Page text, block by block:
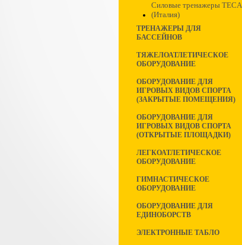
Силовые тренажеры TECA
(Италия)
ТРЕНАЖЕРЫ ДЛЯ
БАССЕЙНОВ
ТЯЖЕЛОАТЛЕТИЧЕСКОЕ
ОБОРУДОВАНИЕ
ОБОРУДОВАНИЕ ДЛЯ
ИГРОВЫХ ВИДОВ СПОРТА
(ЗАКРЫТЫЕ ПОМЕЩЕНИЯ)
ОБОРУДОВАНИЕ ДЛЯ
ИГРОВЫХ ВИДОВ СПОРТА
(ОТКРЫТЫЕ ПЛОЩАДКИ)
ЛЕГКОАТЛЕТИЧЕСКОЕ
ОБОРУДОВАНИЕ
ГИМНАСТИЧЕСКОЕ
ОБОРУДОВАНИЕ
ОБОРУДОВАНИЕ ДЛЯ
ЕДИНОБОРСТВ
ЭЛЕКТРОННЫЕ ТАБЛО